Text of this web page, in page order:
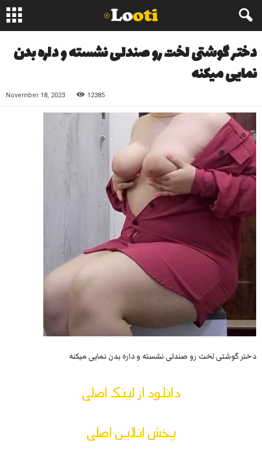
دختر گوشتی لخت رو صندلی نشسته و داره بدن
نمایی میکنه
November 18, 2023 12385
دختر گوشتی لخت رو صندلی نشسته و داره بدن نمایی میکنه
دانلود از لینک اصلی
پخش انلاین اصلی